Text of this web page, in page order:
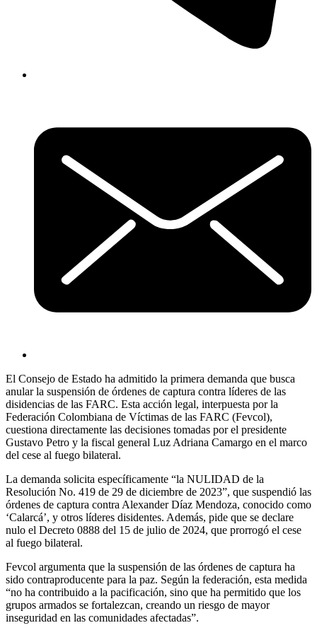
El Consejo de Estado ha admitido la primera demanda que busca
anular la suspensión de órdenes de captura contra líderes de las
disidencias de las FARC. Esta acción legal, interpuesta por la
Federación Colombiana de Víctimas de las FARC (Fevcol),
cuestiona directamente las decisiones tomadas por el presidente
Gustavo Petro y la fiscal general Luz Adriana Camargo en el marco
del cese al fuego bilateral.
La demanda solicita específicamente “la NULIDAD de la
Resolución No. 419 de 29 de diciembre de 2023”, que suspendió las
órdenes de captura contra Alexander Díaz Mendoza, conocido como
‘Calarcá’, y otros líderes disidentes. Además, pide que se declare
nulo el Decreto 0888 del 15 de julio de 2024, que prorrogó el cese
al fuego bilateral.
Fevcol argumenta que la suspensión de las órdenes de captura ha
sido contraproducente para la paz. Según la federación, esta medida
“no ha contribuido a la pacificación, sino que ha permitido que los
grupos armados se fortalezcan, creando un riesgo de mayor
inseguridad en las comunidades afectadas”.